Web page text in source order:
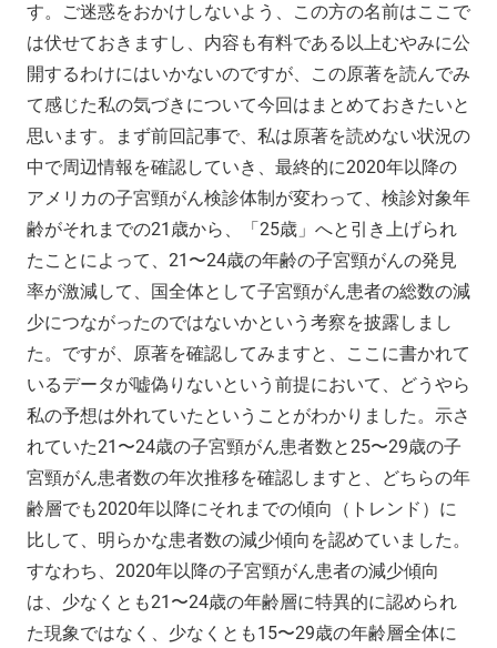
す。ご迷惑をおかけしないよう、この方の名前はここで
は伏せておきますし、内容も有料である以上むやみに公
開するわけにはいかないのですが、この原著を読んでみ
て感じた私の気づきについて今回はまとめておきたいと
思います。まず前回記事で、私は原著を読めない状況の
中で周辺情報を確認していき、最終的に2020年以降の
アメリカの子宮頸がん検診体制が変わって、検診対象年
齢がそれまでの21歳から、「25歳」へと引き上げられ
たことによって、21〜24歳の年齢の子宮頸がんの発見
率が激減して、国全体として子宮頸がん患者の総数の減
少につながったのではないかという考察を披露しまし
た。ですが、原著を確認してみますと、ここに書かれて
いるデータが嘘偽りないという前提において、どうやら
私の予想は外れていたということがわかりました。示さ
れていた21〜24歳の子宮頸がん患者数と25〜29歳の子
宮頸がん患者数の年次推移を確認しますと、どちらの年
齢層でも2020年以降にそれまでの傾向（トレンド）に
比して、明らかな患者数の減少傾向を認めていました。
すなわち、2020年以降の子宮頸がん患者の減少傾向
は、少なくとも21〜24歳の年齢層に特異的に認められ
た現象ではなく、少なくとも15〜29歳の年齢層全体に